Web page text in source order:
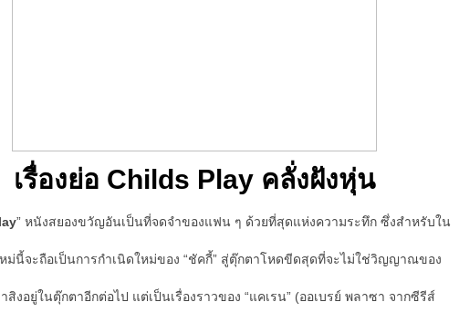
เรื่องย่อ Childs Play คลั่งฝังหุ่น
” หนังสยองขวัญอันเป็นที่จดจำของแฟน ๆ ด้วยที่สุดแห่งความระทึก ซึ่งสำหรับใน
ม่นี้จะถือเป็นการกำเนิดใหม่ของ “ชัคกี้” สู่ตุ๊กตาโหดขีดสุดที่จะไม่ใช่วิญญาณของ
สิงอยู่ในตุ๊กตาอีกต่อไป แต่เป็นเรื่องราวของ “แคเรน” (ออเบรย์ พลาซา จากซีรีส์